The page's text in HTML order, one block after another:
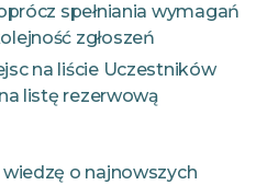
spełniania wymagań
zgłoszeń
na liście Uczestników
listę rezerwową
o najnowszych